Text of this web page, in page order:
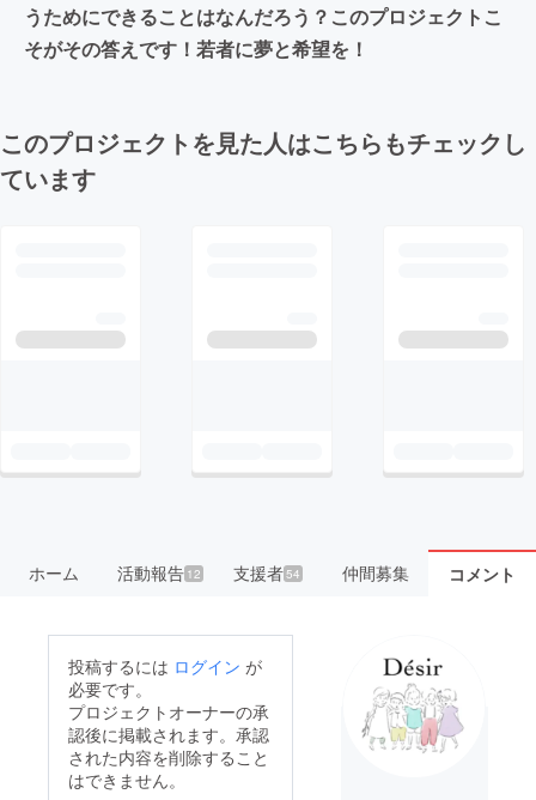
うためにできることはなんだろう？このプロジェクトこ
そがその答えです！若者に夢と希望を！
このプロジェクトを見た人はこちらもチェックし
ています
ホーム 活動報告12 支援者54 仲間募集 コメント
投稿するには ログイン が
必要です。
プロジェクトオーナーの承
認後に掲載されます。承認
された内容を削除すること
はできません。